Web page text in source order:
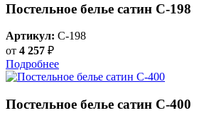
Постельное белье сатин С-198
Артикул: C-198
от 4 257 ₽
Подробнее
Постельное белье сатин С-400